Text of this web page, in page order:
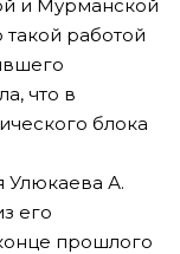
и Мурманской
такой работой
что в
блока
Улюкаева А.
его
прошлого